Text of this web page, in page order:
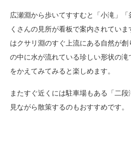
広瀬淵から歩いてすすむと「小滝」
くさんの見所が看板で案内されていま
はクサリ淵のすぐ上流にある自然が
の中に水が流れている珍しい形状の
をかえてみてみると楽しめます。
またすぐ近くには駐車場もある「二
見ながら散策するのもおすすめです。